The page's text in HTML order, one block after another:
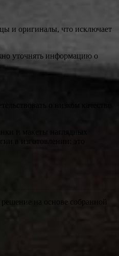
и оригиналы, что исключает
уточнять информацию о
о низком качестве
и макеты наглядных
в изготовлении: это
на основе собранной